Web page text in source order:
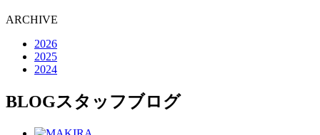
ARCHIVE
2026
2025
2024
BLOGスタッフブログ